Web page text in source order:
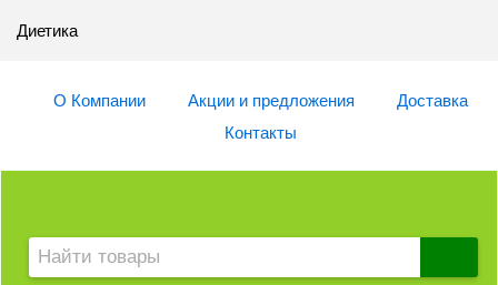
Диетика
О Компании Акции и предложения
Доставка
Контакты